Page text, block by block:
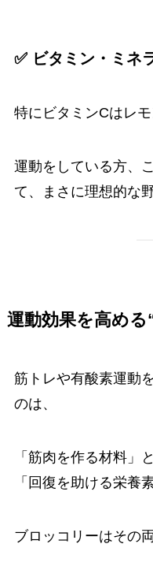
✅ ビタミン・ミネ
特にビタミンCはレ
運動をしている方、
て、まさに理想的な
運動効果を高める
筋トレや有酸素運動
のは、
「筋肉を作る材料」と
「回復を助ける栄養素
ブロッコリーはその